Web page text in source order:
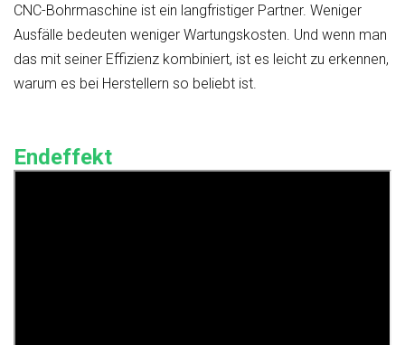
CNC-Bohrmaschine ist ein langfristiger Partner. Weniger
Ausfälle bedeuten weniger Wartungskosten. Und wenn man
das mit seiner Effizienz kombiniert, ist es leicht zu erkennen,
warum es bei Herstellern so beliebt ist.
Endeffekt